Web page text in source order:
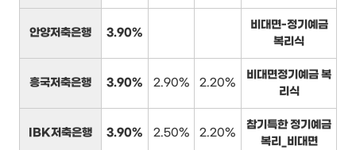
안양저축은행 3.90%
비대면-정기예금
복리식
흥국저축은행 3.90% 2.90% 2.20%
비대면정기예금 복
리식
IBK저축은행 3.90% 2.50% 2.20%
참기특한 정기예금
복리_비대면